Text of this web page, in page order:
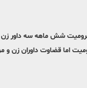
شش ماهه سه داور
اما قضاوت داوران زن و